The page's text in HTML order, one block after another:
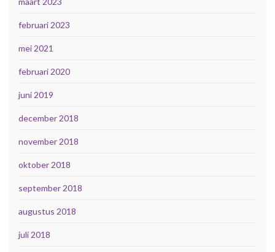
februari 2023
mei 2021
februari 2020
juni 2019
december 2018
november 2018
oktober 2018
september 2018
augustus 2018
juli 2018